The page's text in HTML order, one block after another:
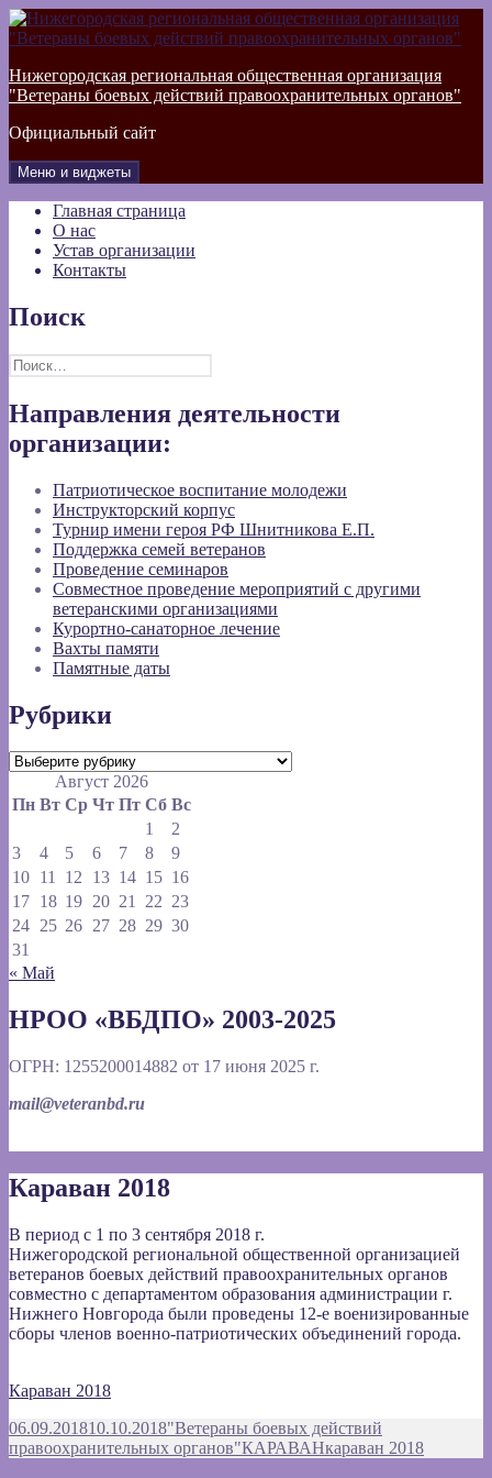
Перейти
к
Нижегородская региональная общественная организация
"Ветераны боевых действий правоохранительных органов"
Официальный сайт
Меню и виджеты
Главная страница
О нас
Устав организации
Контакты
Поиск
Найти:
Направления деятельности
организации:
Патриотическое воспитание молодежи
Инструкторский корпус
Турнир имени героя РФ Шнитникова Е.П.
Поддержка семей ветеранов
Проведение семинаров
Совместное проведение мероприятий с другими
ветеранскими организациями
Курортно-санаторное лечение
Вахты памяти
Памятные даты
Рубрики
Рубрики
Август 2026
Пн Вт Ср Чт Пт Сб Вс
1
2
3
4 5 6 7 8
9
10 11 12 13 14 15 16
17 18 19 20 21 22 23
24 25 26 27 28 29 30
31
« Май
НРОО «ВБДПО» 2003-2025
ОГРН: 1255200014882 от 17 июня 2025 г.
mail@veteranbd.ru
Караван 2018
В период с 1 по 3 сентября 2018 г.
Нижегородской региональной общественной организацией
ветеранов боевых действий правоохранительных органов
совместно с департаментом образования администрации г.
Нижнего Новгорода были проведены 12-е военизированные
сборы членов военно-патриотических объединений города.
Караван 2018
Опубликовано
06.09.201810.10.2018Автор
"Ветераны боевых действий
правоохранительных органов"Рубрики
КАРАВАНМетки
караван 2018